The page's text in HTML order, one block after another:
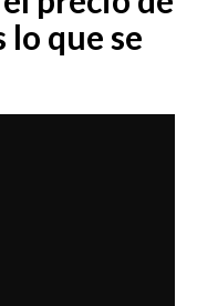
lo que se